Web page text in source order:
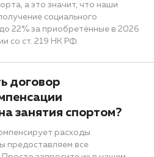
а это значит, что наши
социального
22% за приобретённые в 2026
со ст. 219 НК РФ.
договор
занятия спортом?
расходы
предоставляем все